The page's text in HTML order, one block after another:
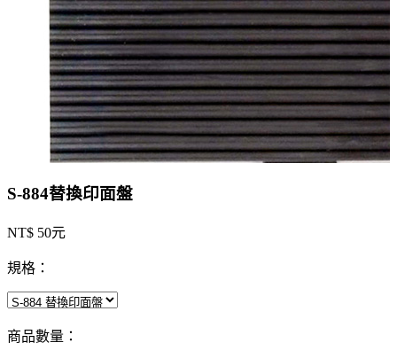
S-884替換印面盤
NT$ 50元
規格：
商品數量：